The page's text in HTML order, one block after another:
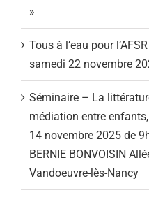
»
Tous à l’eau pour
samedi 22 novembre
Séminaire – La
médiation entre
14 novembre 2025 de
BERNIE BONVOISIN
Vandoeuvre-lès-Nancy